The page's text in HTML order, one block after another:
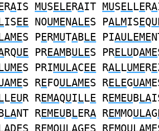
RAIS MUSELERAIT MUSELLERA
ISEE NOUMENALES PALMISEQ
S PERMUTABLE PIAULEME
RQUE PREAMBULES PRELUDAME
S PRIMULACEE RALLUMERE
S REFOULAMES RELEGUAM
LEUR REMAQUILLE REMEUBLA
LANT REMEUBLERA REMMOULAG
DES REMOULAGES REMOULAME